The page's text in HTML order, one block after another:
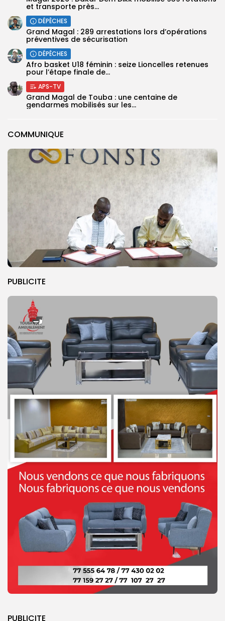
COMMUNIQUE
PUBLICITE
PUBLICITE
et transporte près...
DÉPÊCHES
Grand Magal : 289 arrestations lors d’opérations
préventives de sécurisation
DÉPÊCHES
‎Afro basket U18 féminin : seize Lioncelles retenues
pour l’étape finale de...
APS-TV
Grand Magal de Touba : une centaine de
gendarmes mobilisés sur les...